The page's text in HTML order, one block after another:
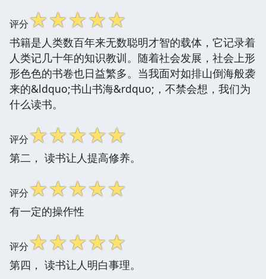
评分☆☆☆☆☆
书籍是人类数百年来无数聪明才智的载体，它记录着
人类记几十年的知识教训。随着社会发展，社会上形
形色色的书卷也日益繁多。当我面对如排山倒海般袭
来的&ldquo;书山书海&rdquo;，不禁会想，我们为
什么读书。
评分☆☆☆☆☆
第二， 读书让人提高修养。
评分☆☆☆☆☆
有一定的操作性
评分☆☆☆☆☆
第四， 读书让人明白事理。